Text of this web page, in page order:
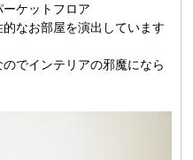
ケットフロア
なお部屋を演出しています
でインテリアの邪魔になら